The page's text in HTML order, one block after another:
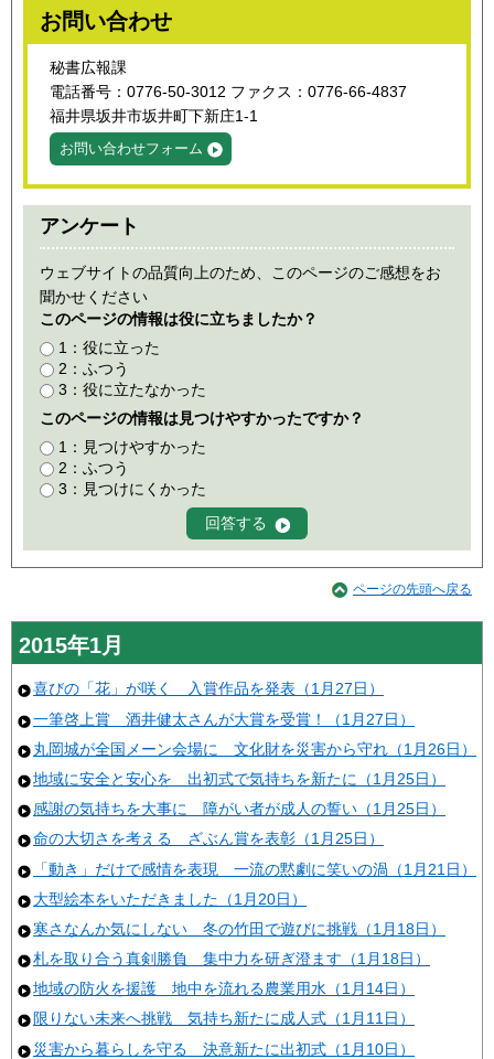
お問い合わせ
秘書広報課
電話番号：0776-50-3012 ファクス：0776-66-4837
福井県坂井市坂井町下新庄1-1
お問い合わせフォーム
アンケート
ウェブサイトの品質向上のため、このページのご感想をお
聞かせください
このページの情報は役に立ちましたか？
1：役に立った
2：ふつう
3：役に立たなかった
このページの情報は見つけやすかったですか？
1：見つけやすかった
2：ふつう
3：見つけにくかった
ページの先頭へ戻る
2015年1月
喜びの「花」が咲く 入賞作品を発表（1月27日）
一筆啓上賞 酒井健太さんが大賞を受賞！（1月27日）
丸岡城が全国メーン会場に 文化財を災害から守れ（1月26日）
地域に安全と安心を 出初式で気持ちを新たに（1月25日）
感謝の気持ちを大事に 障がい者が成人の誓い（1月25日）
命の大切さを考える ざぶん賞を表彰（1月25日）
「動き」だけで感情を表現 一流の黙劇に笑いの渦（1月21日）
大型絵本をいただきました（1月20日）
寒さなんか気にしない 冬の竹田で遊びに挑戦（1月18日）
札を取り合う真剣勝負 集中力を研ぎ澄ます（1月18日）
地域の防火を援護 地中を流れる農業用水（1月14日）
限りない未来へ挑戦 気持ち新たに成人式（1月11日）
災害から暮らしを守る 決意新たに出初式（1月10日）